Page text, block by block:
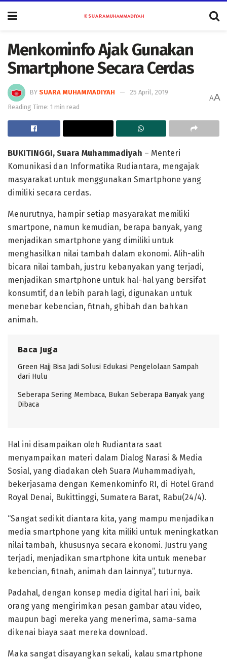
Menkominfo Ajak Gunakan
Smartphone Secara Cerdas
BY SUARA MUHAMMADIYAH
25 April, 2019
Reading Time: 1 min read
AA
BUKITINGGI, Suara Muhammadiyah – Menteri
Komunikasi dan Informatika Rudiantara, mengajak
masyarakat untuk menggunakan Smartphone yang
dimiliki secara cerdas.
Menurutnya, hampir setiap masyarakat memiliki
smartpone, namun kemudian, berapa banyak, yang
menjadikan smartphone yang dimiliki untuk
menghasilkan nilai tambah dalam ekonomi. Alih-alih
bicara nilai tambah, justru kebanyakan yang terjadi,
menjadikan smartphone untuk hal-hal yang bersifat
konsumtif, dan lebih parah lagi, digunakan untuk
menebar kebencian, fitnah, ghibah dan bahkan
animah.
Baca Juga
Green Hajj Bisa Jadi Solusi Edukasi Pengelolaan Sampah
dari Hulu
Seberapa Sering Membaca, Bukan Seberapa Banyak yang
Dibaca
Hal ini disampaikan oleh Rudiantara saat
menyampaikan materi dalam Dialog Narasi & Media
Sosial, yang diadakan oleh Suara Muhammadiyah,
bekerjasama dengan Kemenkominfo RI, di Hotel Grand
Royal Denai, Bukittinggi, Sumatera Barat, Rabu(24/4).
“Sangat sedikit diantara kita, yang mampu menjadikan
media smartphone yang kita miliki untuk meningkatkan
nilai tambah, khususnya secara ekonomi. Justru yang
terjadi, menjadikan smartphone kita untuk menebar
kebencian, fitnah, animah dan lainnya”, tuturnya.
Padahal, dengan konsep media digital hari ini, baik
orang yang mengirimkan pesan gambar atau video,
maupun bagi mereka yang menerima, sama-sama
dikenai biaya saat mereka download.
Maka sangat disayangkan sekali, kalau smartphone